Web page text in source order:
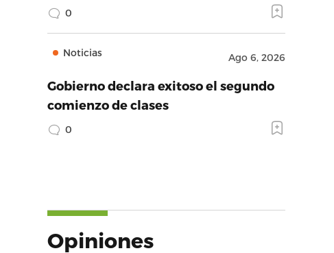
0
Noticias Ago 6, 2026
Gobierno declara exitoso el segundo
comienzo de clases
0
Opiniones